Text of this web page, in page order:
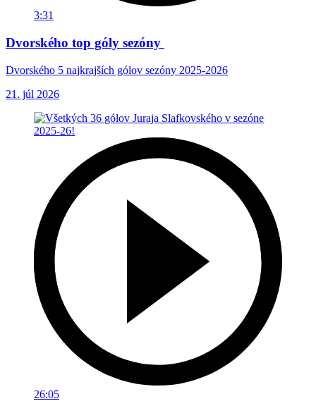
3:31
Dvorského top góly sezóny
Dvorského 5 najkrajších gólov sezóny 2025-2026
21. júl 2026
26:05